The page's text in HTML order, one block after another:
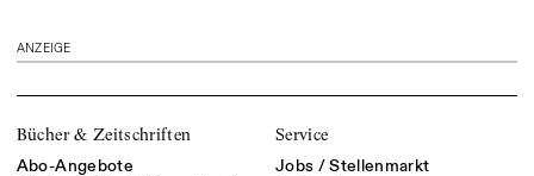
ANZEIGE
Bücher & Zeitschriften
Abo-Angebote
Service
Jobs / Stellenmarkt